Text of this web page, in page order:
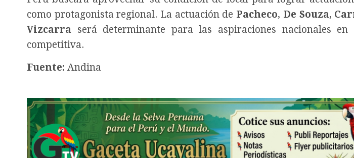
como protagonista regional. La actuación de Pacheco, De Souza,
Vizcarra será determinante para las aspiraciones nacionales
competitiva.
Fuente: Andina